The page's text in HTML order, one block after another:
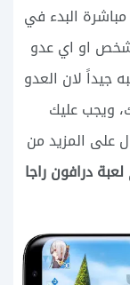
البدء في
شخص او اي عدو
جيداً لان العدو
ويجب عليك
على المزيد من
لعبة درافون راجا